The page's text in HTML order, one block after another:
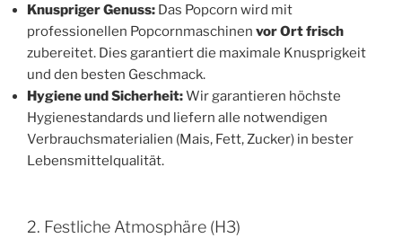
Knuspriger Genuss: Das Popcorn wird mit
professionellen Popcornmaschinen vor Ort frisch
zubereitet. Dies garantiert die maximale Knusprigkeit
und den besten Geschmack.
Hygiene und Sicherheit:Wir garantieren höchste
Hygienestandards und liefern alle notwendigen
Verbrauchsmaterialien (Mais, Fett, Zucker) in bester
Lebensmittelqualität.
2. Festliche Atmosphäre (H3)